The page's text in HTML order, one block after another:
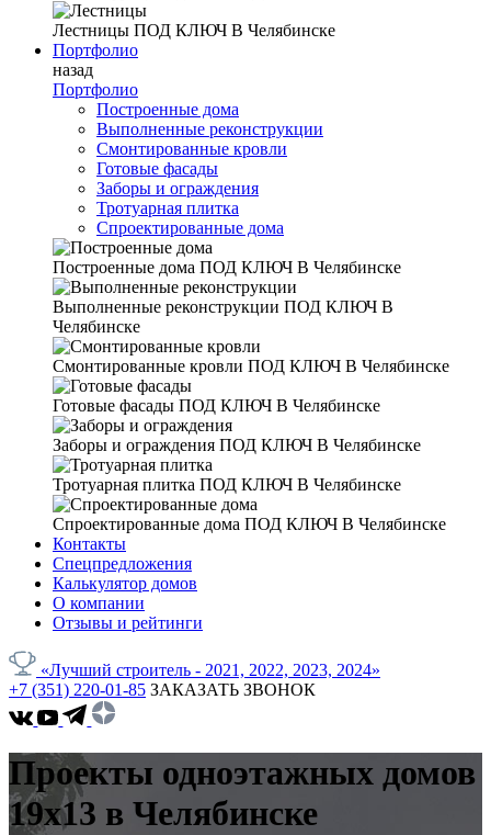
Лестницы ПОД КЛЮЧ В Челябинске
Портфолио
назад
Портфолио
Построенные дома
Выполненные реконструкции
Смонтированные кровли
Готовые фасады
Заборы и ограждения
Тротуарная плитка
Спроектированные дома
Построенные дома ПОД КЛЮЧ В Челябинске
Выполненные реконструкции ПОД КЛЮЧ В
Челябинске
Смонтированные кровли ПОД КЛЮЧ В Челябинске
Готовые фасады ПОД КЛЮЧ В Челябинске
Заборы и ограждения ПОД КЛЮЧ В Челябинске
Тротуарная плитка ПОД КЛЮЧ В Челябинске
Спроектированные дома ПОД КЛЮЧ В Челябинске
Контакты
Спецпредложения
Калькулятор домов
О компании
Отзывы и рейтинги
«Лучший строитель - 2021, 2022, 2023, 2024»
+7 (351) 220-01-85 ЗАКАЗАТЬ ЗВОНОК
Проекты одноэтажных домов
19x13 в Челябинске